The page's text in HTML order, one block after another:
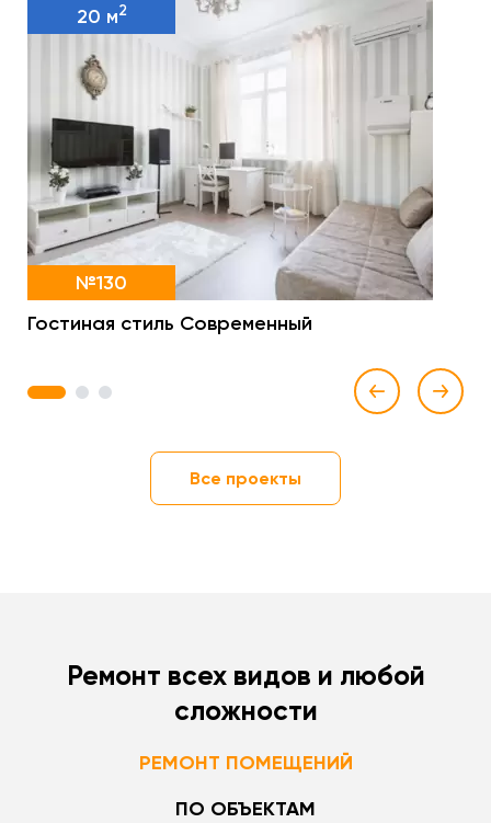
20 м2
№130
Гостиная стиль Современный
1 2 3
Все проекты
Ремонт всех видов и любой
сложности
РЕМОНТ ПОМЕЩЕНИЙ
ПО ОБЪЕКТАМ